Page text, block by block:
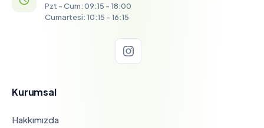
Pzt - Cum: 09:15 - 18:00
Cumartesi: 10:15 - 16:15
Kurumsal
Hakkımızda